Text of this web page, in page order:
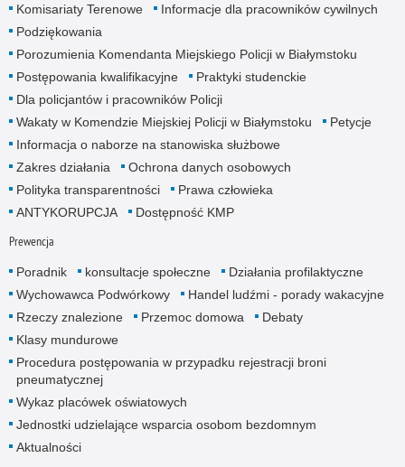
Komisariaty Terenowe
Informacje dla pracowników cywilnych
Podziękowania
Porozumienia Komendanta Miejskiego Policji w Białymstoku
Postępowania kwalifikacyjne
Praktyki studenckie
Dla policjantów i pracowników Policji
Wakaty w Komendzie Miejskiej Policji w Białymstoku
Petycje
Informacja o naborze na stanowiska służbowe
Zakres działania
Ochrona danych osobowych
Polityka transparentności
Prawa człowieka
ANTYKORUPCJA
Dostępność KMP
Prewencja
Poradnik konsultacje społeczne
Działania profilaktyczne
Wychowawca Podwórkowy
Handel ludźmi - porady wakacyjne
Rzeczy znalezione
Przemoc domowa
Debaty
Klasy mundurowe
Procedura postępowania w przypadku rejestracji broni
pneumatycznej
Wykaz placówek oświatowych
Jednostki udzielające wsparcia osobom bezdomnym
Aktualności